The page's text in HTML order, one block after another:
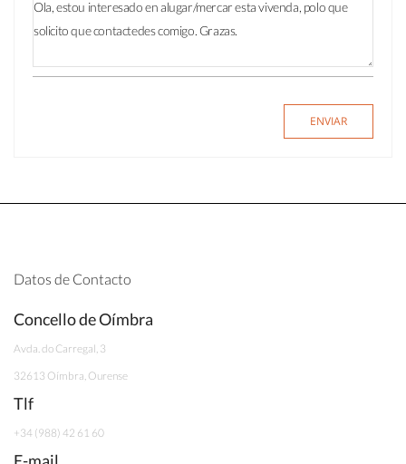
Datos de Contacto
Concello de Oímbra
Avda. do Carregal, 3
32613 Oímbra, Ourense
Tlf
+34 (988) 42 61 60